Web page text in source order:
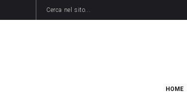
HOME